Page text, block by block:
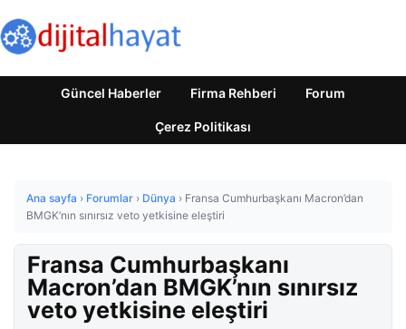
Güncel Haberler Firma Rehberi Forum
Çerez Politikası
Ana sayfa › Forumlar › Dünya › Fransa Cumhurbaşkanı Macron’dan
BMGK’nın sınırsız veto yetkisine eleştiri
Fransa Cumhurbaşkanı
Macron’dan BMGK’nın sınırsız
veto yetkisine eleştiri